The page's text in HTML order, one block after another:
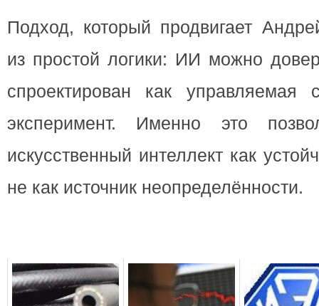
Подход, который продвигает
из простой логики: ИИ можно
спроектирован как
эксперимент. Именно это
искусственный интеллект как
не как источник неопределённости.